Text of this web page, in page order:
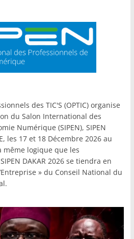
des TIC'S (OPTIC) organise
du Salon International des
Numérique (SIPEN), SIPEN
les 17 et 18 Décembre 2026 au
même logique que les
DAKAR 2026 se tiendra en
» du Conseil National du